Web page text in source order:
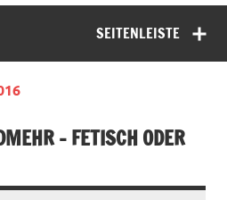
SEITENLEISTE
– FETISCH ODER